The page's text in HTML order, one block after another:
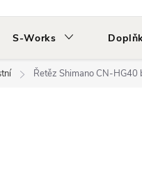
S-Works
Řetěz Shimano CN-HG40